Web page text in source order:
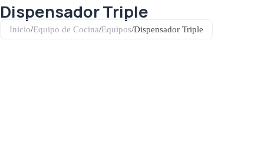
Dispensador Triple
Inicio/Equipo de Cocina/Equipos/Dispensador Triple